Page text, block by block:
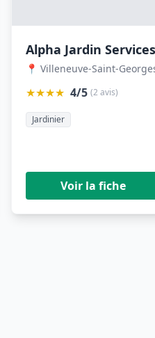
Alpha Jardin Services
📍 Villeneuve-Saint-
★★★★ 4/5 (2 avis)
Jardinier
Voir la fiche